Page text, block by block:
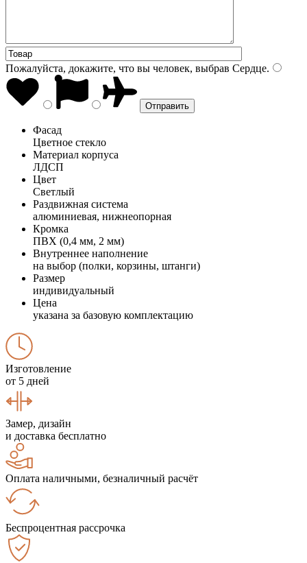
Пожалуйста, докажите, что вы человек, выбрав Сердце.
Фасад
Цветное стекло
Материал корпуса
ЛДСП
Цвет
Светлый
Раздвижная система
алюминиевая, нижнеопорная
Кромка
ПВХ (0,4 мм, 2 мм)
Внутреннее наполнение
на выбор (полки, корзины, штанги)
Размер
индивидуальный
Цена
указана за базовую комплектацию
Изготовление
от 5 дней
Замер, дизайн
и доставка бесплатно
Оплата наличными, безналичный расчёт
Беспроцентная рассрочка